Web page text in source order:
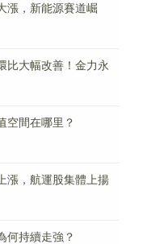
漲，新能源賽道崛
比大幅改善！金力永
空間在哪里？
漲，航運股集體上揚
何持續走強？